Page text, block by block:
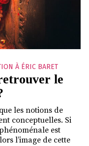
À ÉRIC BARET
le
les notions de
conceptuelles. Si
est
l’image de cette